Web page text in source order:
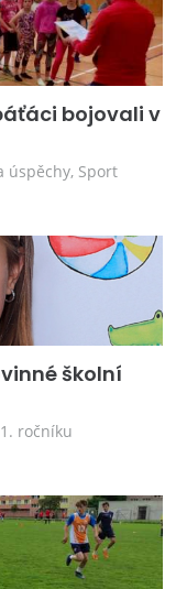
bojovali v
úspěchy, Sport
školní
ročníku